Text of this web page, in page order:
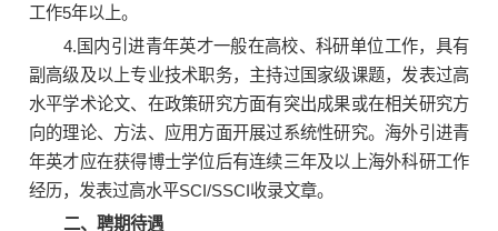
工作5年以上。
4.国内引进青年英才一般在高校、科研单位工作，具有
副高级及以上专业技术职务，主持过国家级课题，发表过高
水平学术论文、在政策研究方面有突出成果或在相关研究方
向的理论、方法、应用方面开展过系统性研究。海外引进青
年英才应在获得博士学位后有连续三年及以上海外科研工作
经历，发表过高水平SCI/SSCI收录文章。
二、聘期待遇